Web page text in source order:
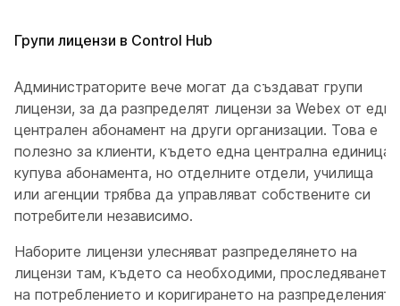
Групи лицензи в Control Hub
Администраторите вече могат да създават групи
лицензи, за да разпределят лицензи за Webex от един
централен абонамент на други организации. Това е
полезно за клиенти, където една централна единица
купува абонамента, но отделните отдели, училища
или агенции трябва да управляват собствените си
потребители независимо.
Наборите лицензи улесняват разпределянето на
лицензи там, където са необходими, проследяването
на потреблението и коригирането на разпределенията